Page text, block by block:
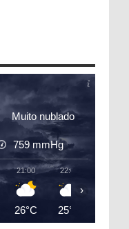
Muito nublado
759 mmHg
21:00
26°C
22:00
25°C
›